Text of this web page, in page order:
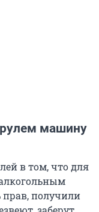
машину
в том, что для
получили